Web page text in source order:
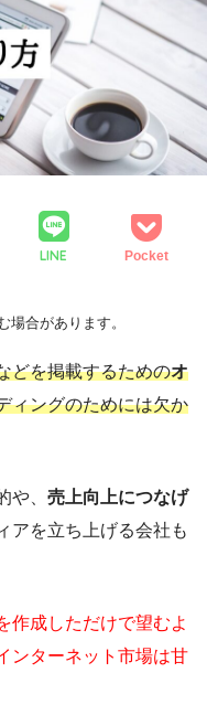
LINE Pocket
合があります。
どを掲載するためのオ
ィングのためには欠か
や、 売上向上につなげ
アを立ち上げる会社も
作成しただけで望むよ
ンターネット市場は甘